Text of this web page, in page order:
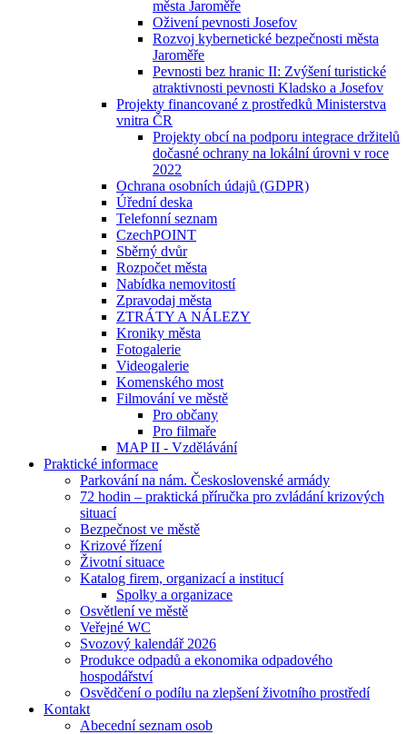
města Jaroměře
Oživení pevnosti Josefov
Rozvoj kybernetické bezpečnosti města
Jaroměře
Pevnosti bez hranic II: Zvýšení turistické
atraktivnosti pevnosti Kladsko a Josefov
Projekty financované z prostředků Ministerstva
vnitra ČR
Projekty obcí na podporu integrace držitelů
dočasné ochrany na lokální úrovni v roce
2022
Ochrana osobních údajů (GDPR)
Úřední deska
Telefonní seznam
CzechPOINT
Sběrný dvůr
Rozpočet města
Nabídka nemovitostí
Zpravodaj města
ZTRÁTY A NÁLEZY
Kroniky města
Fotogalerie
Videogalerie
Komenského most
Filmování ve městě
Pro občany
Pro filmaře
MAP II - Vzdělávání
Praktické informace
Parkování na nám. Československé armády
72 hodin – praktická příručka pro zvládání krizových
situací
Bezpečnost ve městě
Krizové řízení
Životní situace
Katalog firem, organizací a institucí
Spolky a organizace
Osvětlení ve městě
Veřejné WC
Svozový kalendář 2026
Produkce odpadů a ekonomika odpadového
hospodářství
Osvědčení o podílu na zlepšení životního prostředí
Kontakt
Abecední seznam osob